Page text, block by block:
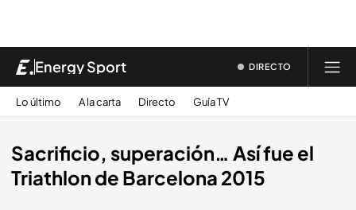
Energy Sport DIRECTO
Lo último A la carta Directo Guía TV
Sacrificio, superación… Así fue el
Triathlon de Barcelona 2015